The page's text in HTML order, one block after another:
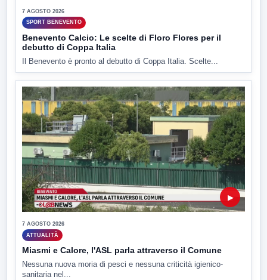
7 AGOSTO 2026
SPORT BENEVENTO
Benevento Calcio: Le scelte di Floro Flores per il
debutto di Coppa Italia
Il Benevento è pronto al debutto di Coppa Italia. Scelte...
▶
7 AGOSTO 2026
ATTUALITÀ
Miasmi e Calore, l'ASL parla attraverso il Comune
Nessuna nuova moria di pesci e nessuna criticità igienico-
sanitaria nel...